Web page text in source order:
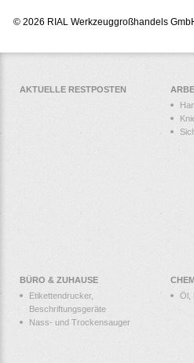
© 2026 RIAL Werkzeuggroßhandels
AKTUELLE RESTPOSTEN
BÜRO & ZUHAUSE
Etikettendrucker,
Beschriftungsgeräte
Nass- und Trockensauger
Öl,